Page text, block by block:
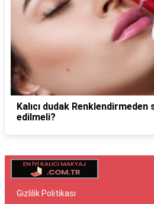
Kalıcı dudak
edilmeli?
Gizlilik Politikası